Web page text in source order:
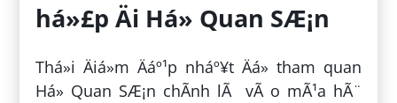
há»£p Äi Há» Quan SÆ¡n
Thá»i Äiá»m Äáº¹p nháº¥t Äá» tham quan
Há» Quan SÆ¡n chÃ­nh lÃ vÃ o mÃ¹a hÃ¨